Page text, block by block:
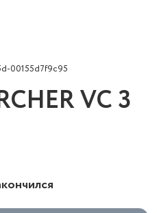
00155d7f9c95
VC 3